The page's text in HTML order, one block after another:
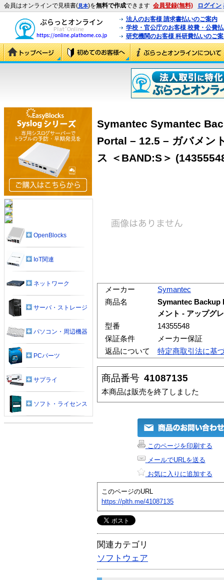
会員はオンラインで見積書(見本)を無料で作成できます 会員登録(無料) ログイン
法人のお客様 請求書払いのご案内
学校・官公庁のお客様 校費・公費
研究機関のお客様 科研費払いのご
Symantec Symantec
Portal – 12.5 – ガバメン
ス ＜BAND:S＞
メーカー
Symantec
商品名
Symantec Backup
メント - アップグ
型番
14355548
保証条件
メーカー保証
返品について
特定商取引法に基
商品番号 41087135
本商品は販売を終了しました
このページを印刷する
メールでURLを送る
お気に入りに追加する
このページのURL
https://plth.me/41087135
関連カテゴリ
ソフトウェア
OpenBlocks
IoT関連
ネットワーク
サーバ・ストレージ
パソコン・周辺機器
PCパーツ
サプライ
ソフト・ライセンス